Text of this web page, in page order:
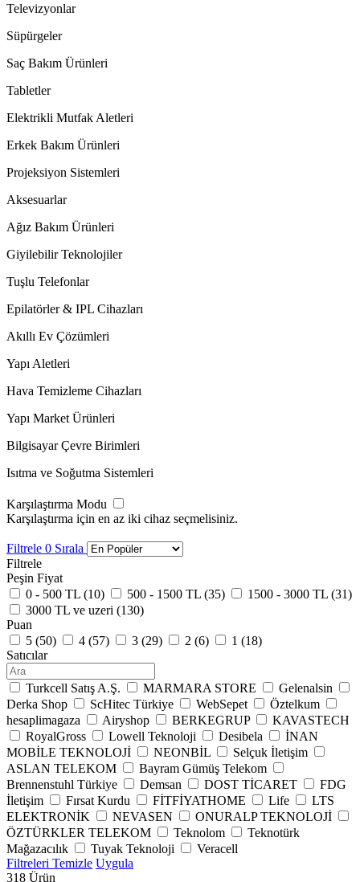
Televizyonlar
Süpürgeler
Saç Bakım Ürünleri
Tabletler
Elektrikli Mutfak Aletleri
Erkek Bakım Ürünleri
Projeksiyon Sistemleri
Aksesuarlar
Ağız Bakım Ürünleri
Giyilebilir Teknolojiler
Tuşlu Telefonlar
Epilatörler & IPL Cihazları
Akıllı Ev Çözümleri
Yapı Aletleri
Hava Temizleme Cihazları
Yapı Market Ürünleri
Bilgisayar Çevre Birimleri
Isıtma ve Soğutma Sistemleri
Karşılaştırma Modu
Karşılaştırma için en az iki cihaz seçmelisiniz.
Filtrele 0 Sırala
Filtrele
Peşin Fiyat
0 - 500 TL (10) 500 - 1500 TL (35) 1500 - 3000 TL (31)
3000 TL ve uzeri (130)
Puan
5 (50) 4 (57) 3 (29) 2 (6) 1 (18)
Satıcılar
Turkcell Satış A.Ş. MARMARA STORE
Gelenalsin
Derka Shop
ScHitec Türkiye WebSepet
Öztelkum
hesaplimagaza
Airyshop BERKEGRUP
KAVASTECH
RoyalGross
Lowell Teknoloji Desibela
İNAN
MOBİLE TEKNOLOJİ
NEONBİL
Selçuk İletişim
ASLAN TELEKOM
Bayram Gümüş Telekom
Brennenstuhl Türkiye
Demsan DOST TİCARET
FDG
İletişim
Fırsat Kurdu FİTFİYATHOME Life
LTS
ELEKTRONİK
NEVASEN
ONURALP TEKNOLOJİ
ÖZTÜRKLER TELEKOM
Teknolom
Teknotürk
Mağazacılık
Tuyak Teknoloji
Veracell
Filtreleri Temizle Uygula
318 Ürün